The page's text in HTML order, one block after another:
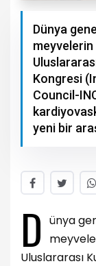
Dünya
Kongresi
Council-
yeni bir
D ünya
Uluslararası